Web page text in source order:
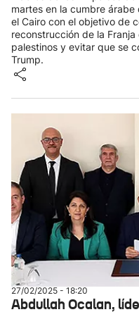
martes en la cumbre
el Cairo con el objetivo de
reconstrucción de la
palestinos y evitar que se
Trump.
27/02/2025 - 18:20
Abdullah Ocalan,